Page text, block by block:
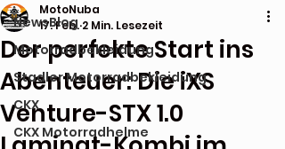
NewsBlog
Motorradbekleidung
Stadler Motorradbekleidung
CKX
CKX Motorradhelme
Der perfekte Start ins
Abenteuer: Die iXS
Venture-STX 1.0
MotoNuba
17. Feb. 2 Min. Lesezeit